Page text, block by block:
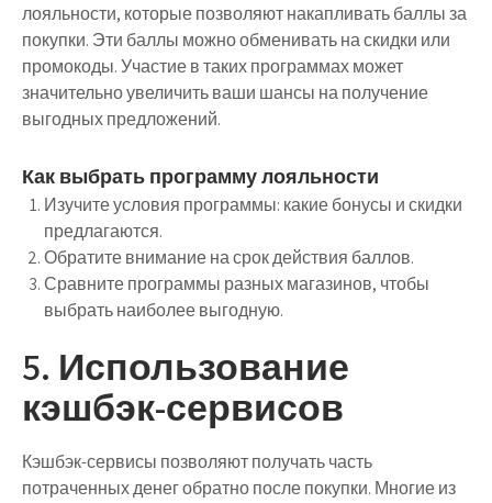
лояльности, которые позволяют накапливать баллы за
покупки. Эти баллы можно обменивать на скидки или
промокоды. Участие в таких программах может
значительно увеличить ваши шансы на получение
выгодных предложений.
Как выбрать программу лояльности
Изучите условия программы: какие бонусы и скидки
предлагаются.
Обратите внимание на срок действия баллов.
Сравните программы разных магазинов, чтобы
выбрать наиболее выгодную.
5. Использование
кэшбэк-сервисов
Кэшбэк-сервисы позволяют получать часть
потраченных денег обратно после покупки. Многие из